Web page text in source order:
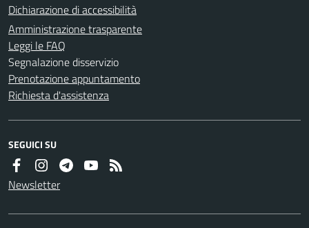
Dichiarazione di accessibilità
Amministrazione trasparente
Leggi le FAQ
Segnalazione disservizio
Prenotazione appuntamento
Richiesta d'assistenza
SEGUICI SU
Newsletter